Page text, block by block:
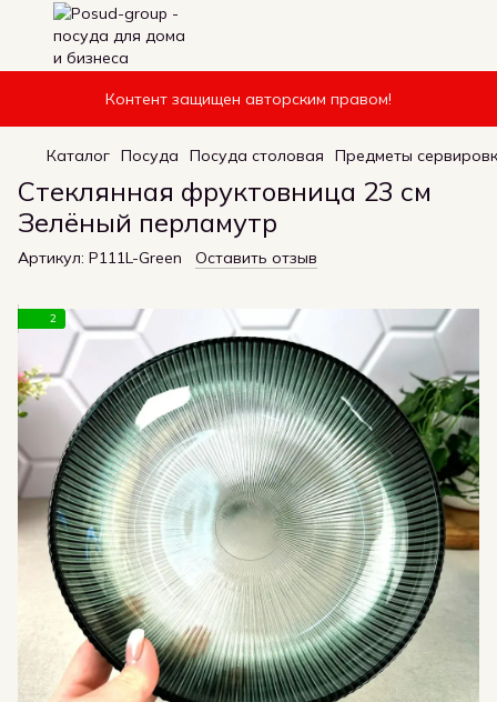
Контент защищен авторским правом!
Каталог Посуда Посуда столовая Предметы
Стеклянная фруктовница 23 см
Зелёный перламутр
Артикул: P111L-Green Оставить отзыв
2